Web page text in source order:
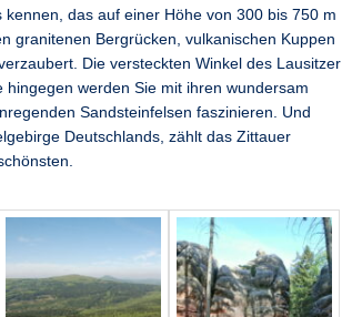
kennen, das auf einer Höhe von 300 bis 750 m
granitenen Bergrücken, vulkanischen Kuppen
Die versteckten Winkel des Lausitzer
hingegen werden Sie mit ihren wundersam
Sandsteinfelsen faszinieren. Und
Deutschlands, zählt das Zittauer